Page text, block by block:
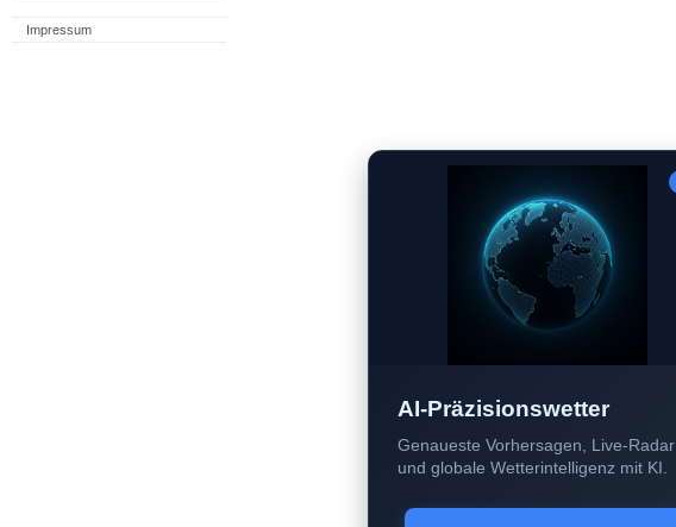
Impressum
AI-Präzisionswetter
Genaueste Vorhersagen, Live-Radar
und globale Wetterintelligenz mit KI.